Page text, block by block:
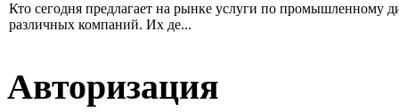
Кто сегодня предлагает на рынке услуги по промышленному
различных компаний. Их де...
Авторизация